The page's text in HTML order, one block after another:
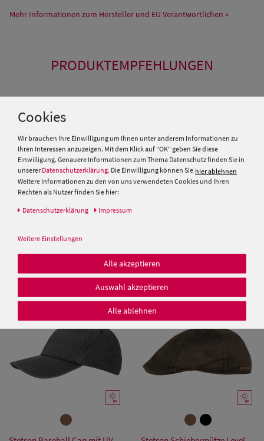
Damen Caps
Damen
Baseball Caps
Schutz Caps
Mehr Informationen zum Hersteller und EU Verantwortlichen »
PRODUKTEMPFEHLUNGEN
Balke Sportmütze Lakota im
25,00 € 49,00 €
Cookies
Wir brauchen Ihre Einwilligung um Ihnen unter anderem Informationen zu
Ihren Interessen anzuzeigen. Mit dem Klick auf "OK" geben Sie diese
Einwilligung. Genauere Informationen zum Thema Datenschutz finden Sie in
unserer Datenschutzerklärung. Die Einwilligung können Sie hier ablehnen
Weitere Informationen zu den von uns verwendeten Cookies und Ihren
Rechten als Nutzer finden Sie hier:
Daten­schutz­erklärung Impressum
Weitere Einstellungen
Alle akzeptieren
Auswahl akzeptieren
Alle ablehnen